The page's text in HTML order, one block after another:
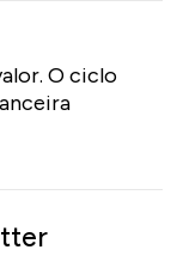
O ciclo